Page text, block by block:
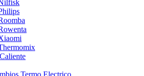
Termo Electrico